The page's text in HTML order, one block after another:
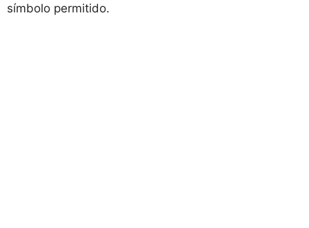
símbolo permitido.